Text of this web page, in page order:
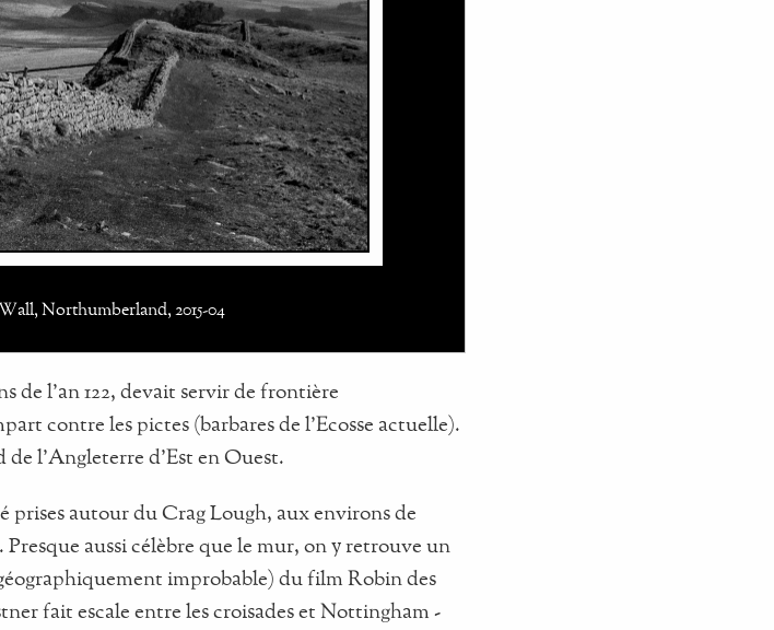
Northumberland, 2015-04
de l'an 122, devait servir de frontière
contre les pictes (barbares de l'Ecosse actuelle).
de l'Angleterre d'Est en Ouest.
prises autour du Crag Lough, aux environs de
aussi célèbre que le mur, on y retrouve un
improbable) du film Robin des
fait escale entre les croisades et Nottingham -